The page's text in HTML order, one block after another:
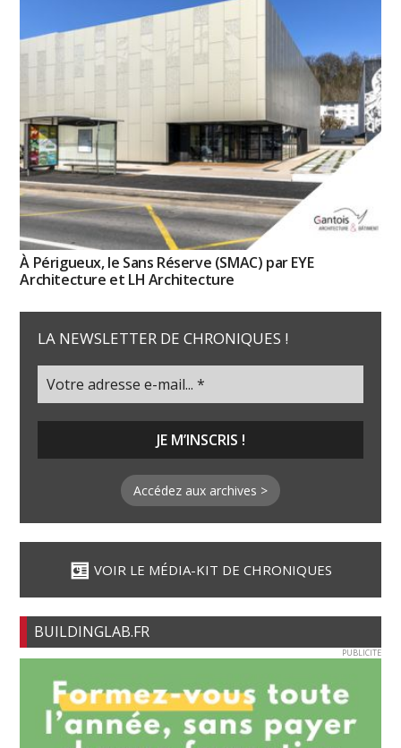
À Périgueux, le Sans Réserve (SMAC) par EYE
Architecture et LH Architecture
LA NEWSLETTER DE CHRONIQUES !
Accédez aux archives >
VOIR LE MÉDIA-KIT DE CHRONIQUES
BUILDINGLAB.FR
PUBLICITE